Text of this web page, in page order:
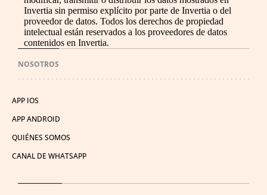
Invertia sin permiso explícito por parte de Invertia o del
proveedor de datos. Todos los derechos de propiedad
intelectual están reservados a los proveedores de datos
contenidos en Invertia.
NOSOTROS
APP IOS
APP ANDROID
QUIÉNES SOMOS
CANAL DE WHATSAPP